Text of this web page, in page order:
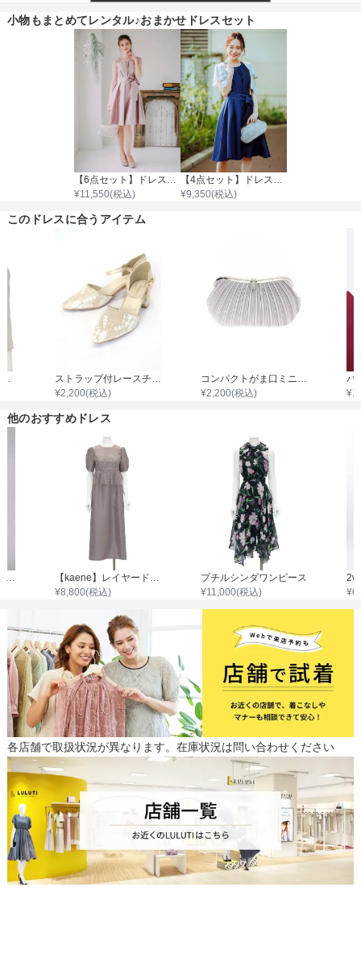
骨格タイプ
小物もまとめてレンタル♪おまかせドレスセット
¥11,550(税込)
¥9,350(税込)
このドレスに合うアイテム
¥2,200(税込)
¥2,200(税込) ¥
他のおすすめドレス
¥8,800(税込)
プチルシンダワンピース
¥11,000(税込) ¥
各店舗で取扱状況が異なります。在庫状況は問い合わせください